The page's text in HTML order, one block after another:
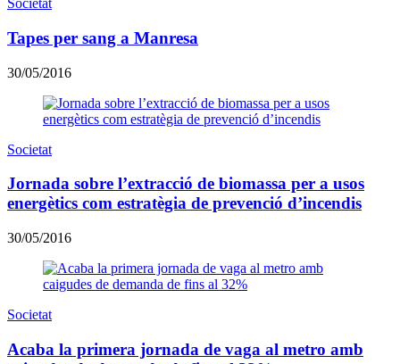
Societat
Tapes per sang a Manresa
30/05/2016
Societat
Jornada sobre l’extracció de biomassa per a usos
energètics com estratègia de prevenció d’incendis
30/05/2016
Societat
Acaba la primera jornada de vaga al metro amb